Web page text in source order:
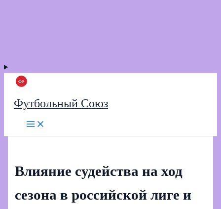
Футбольный Союз
Влияние судейства на ход
сезона в российской лиге и